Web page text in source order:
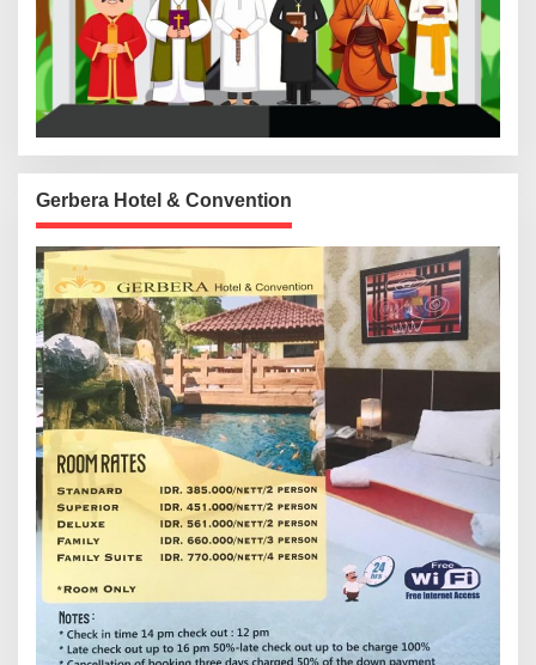
Gerbera Hotel & Convention